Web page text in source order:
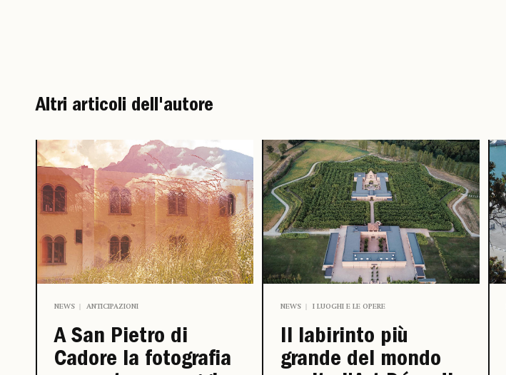
Altri articoli dell'autore
NEWS ANTICIPAZIONI
A San Pietro di
Cadore la fotografia
NEWS I LUOGHI E LE OPERE
Il labirinto più
grande del mondo